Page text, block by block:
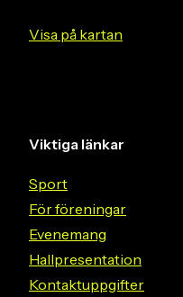
Visa på kartan
Viktiga länkar
Sport
För föreningar
Evenemang
Hallpresentation
Kontaktuppgifter